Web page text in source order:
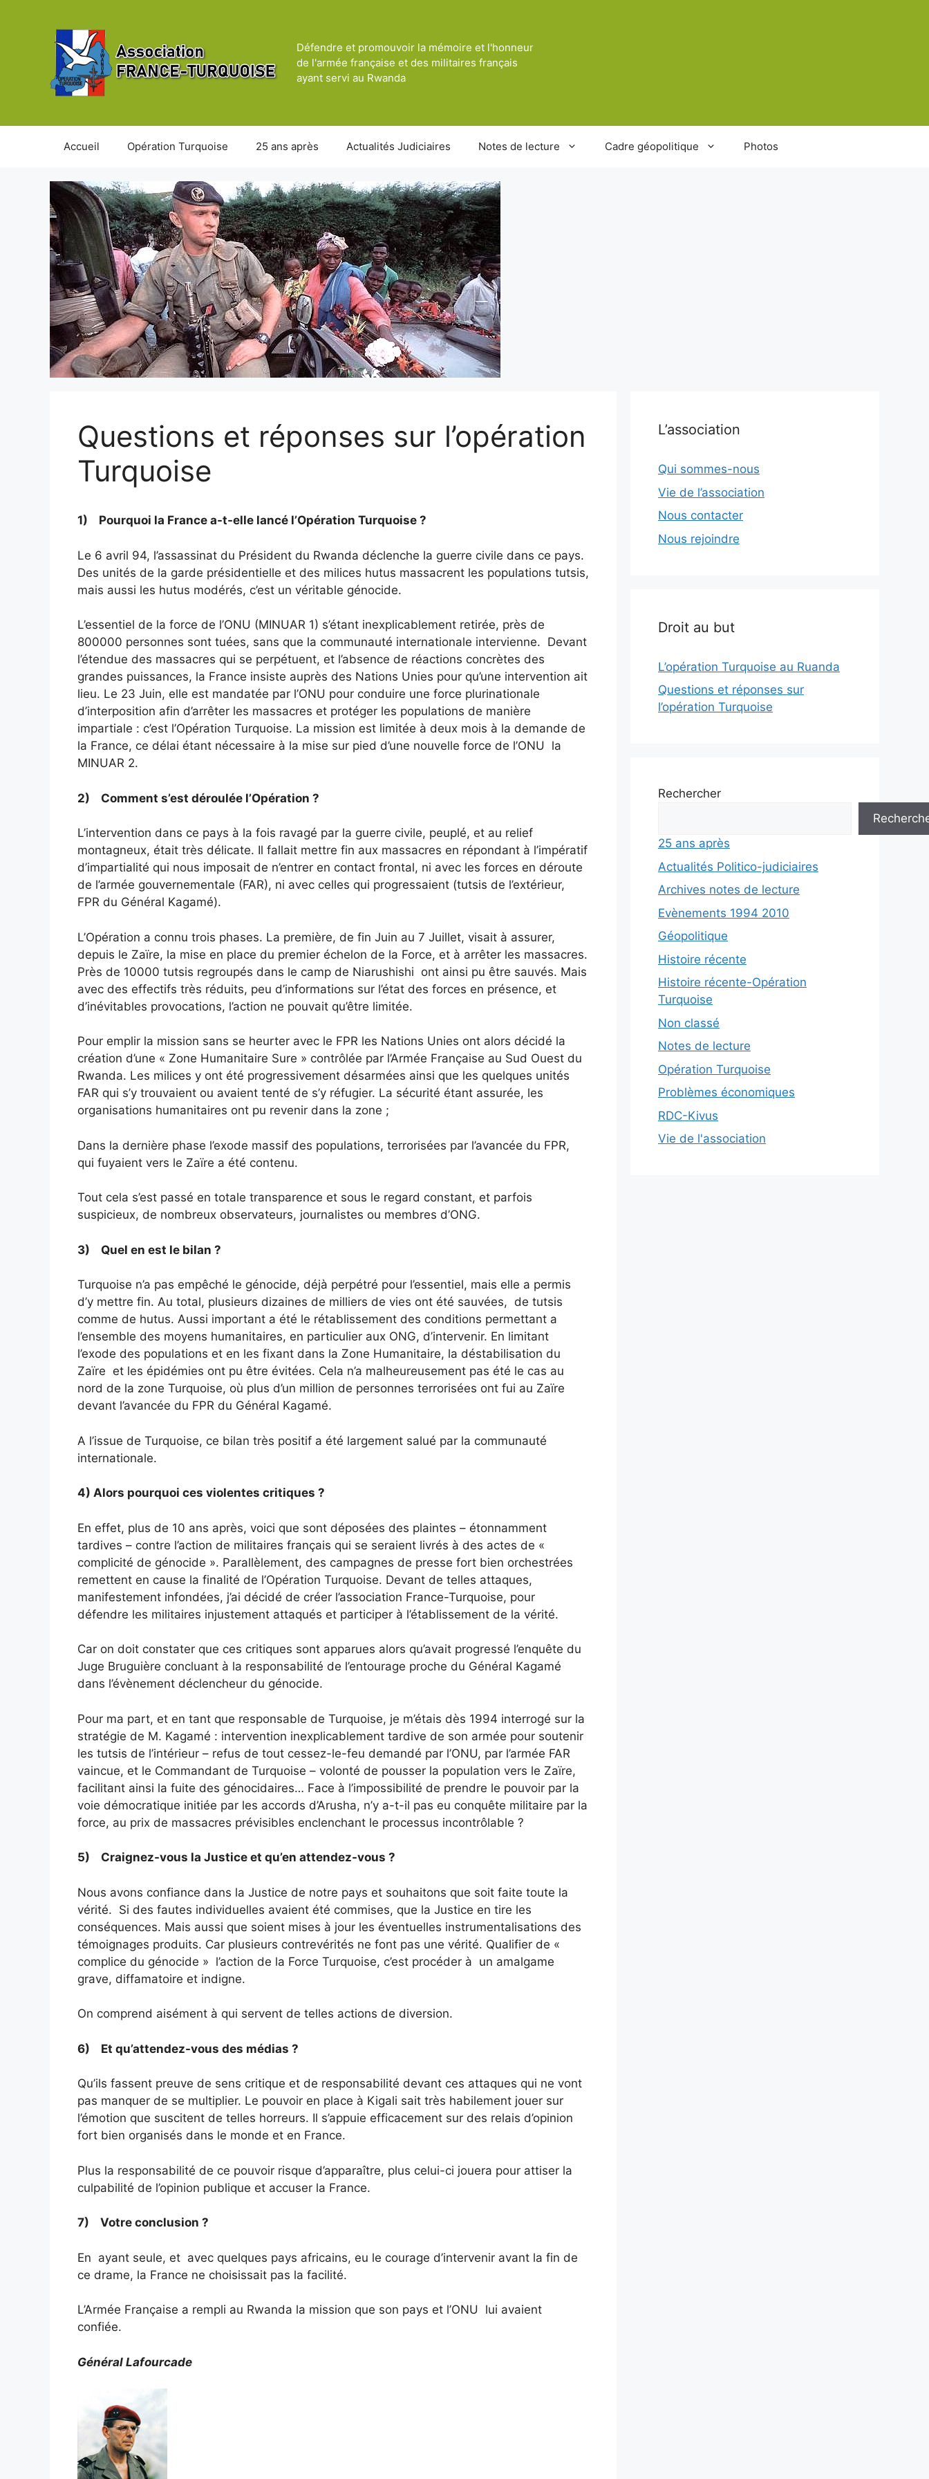
Défendre et promouvoir la mémoire et l'honneur
de l'armée française et des militaires français
ayant servi au Rwanda
Accueil Opération Turquoise 25 ans après Actualités Judiciaires Notes de lecture Cadre géopolitique Photos
Questions et réponses sur l’opération
Turquoise
1) Pourquoi la France a-t-elle lancé l’Opération Turquoise ?
Le 6 avril 94, l’assassinat du Président du Rwanda déclenche la guerre civile dans ce pays.
Des unités de la garde présidentielle et des milices hutus massacrent les populations tutsis,
mais aussi les hutus modérés, c’est un véritable génocide.
L’essentiel de la force de l’ONU (MINUAR 1) s’étant inexplicablement retirée, près de
800000 personnes sont tuées, sans que la communauté internationale intervienne. Devant
l’étendue des massacres qui se perpétuent, et l’absence de réactions concrètes des
grandes puissances, la France insiste auprès des Nations Unies pour qu’une intervention ait
lieu. Le 23 Juin, elle est mandatée par l’ONU pour conduire une force plurinationale
d’interposition afin d’arrêter les massacres et protéger les populations de manière
impartiale : c’est l’Opération Turquoise. La mission est limitée à deux mois à la demande de
la France, ce délai étant nécessaire à la mise sur pied d’une nouvelle force de l’ONU la
MINUAR 2.
2) Comment s’est déroulée l’Opération ?
L’intervention dans ce pays à la fois ravagé par la guerre civile, peuplé, et au relief
montagneux, était très délicate. Il fallait mettre fin aux massacres en répondant à l’impératif
d’impartialité qui nous imposait de n’entrer en contact frontal, ni avec les forces en déroute
de l’armée gouvernementale (FAR), ni avec celles qui progressaient (tutsis de l’extérieur,
FPR du Général Kagamé).
L’Opération a connu trois phases. La première, de fin Juin au 7 Juillet, visait à assurer,
depuis le Zaïre, la mise en place du premier échelon de la Force, et à arrêter les massacres.
Près de 10000 tutsis regroupés dans le camp de Niarushishi ont ainsi pu être sauvés. Mais
avec des effectifs très réduits, peu d’informations sur l’état des forces en présence, et
d’inévitables provocations, l’action ne pouvait qu’être limitée.
Pour emplir la mission sans se heurter avec le FPR les Nations Unies ont alors décidé la
création d’une « Zone Humanitaire Sure » contrôlée par l’Armée Française au Sud Ouest du
Rwanda. Les milices y ont été progressivement désarmées ainsi que les quelques unités
FAR qui s’y trouvaient ou avaient tenté de s’y réfugier. La sécurité étant assurée, les
organisations humanitaires ont pu revenir dans la zone ;
Dans la dernière phase l’exode massif des populations, terrorisées par l’avancée du FPR,
qui fuyaient vers le Zaïre a été contenu.
Tout cela s’est passé en totale transparence et sous le regard constant, et parfois
suspicieux, de nombreux observateurs, journalistes ou membres d’ONG.
3) Quel en est le bilan ?
Turquoise n’a pas empêché le génocide, déjà perpétré pour l’essentiel, mais elle a permis
d’y mettre fin. Au total, plusieurs dizaines de milliers de vies ont été sauvées, de tutsis
comme de hutus. Aussi important a été le rétablissement des conditions permettant a
l’ensemble des moyens humanitaires, en particulier aux ONG, d’intervenir. En limitant
l’exode des populations et en les fixant dans la Zone Humanitaire, la déstabilisation du
Zaïre et les épidémies ont pu être évitées. Cela n’a malheureusement pas été le cas au
nord de la zone Turquoise, où plus d’un million de personnes terrorisées ont fui au Zaïre
devant l’avancée du FPR du Général Kagamé.
A l’issue de Turquoise, ce bilan très positif a été largement salué par la communauté
internationale.
4) Alors pourquoi ces violentes critiques ?
En effet, plus de 10 ans après, voici que sont déposées des plaintes – étonnamment
tardives – contre l’action de militaires français qui se seraient livrés à des actes de «
complicité de génocide ». Parallèlement, des campagnes de presse fort bien orchestrées
remettent en cause la finalité de l’Opération Turquoise. Devant de telles attaques,
manifestement infondées, j’ai décidé de créer l’association France-Turquoise, pour
défendre les militaires injustement attaqués et participer à l’établissement de la vérité.
Car on doit constater que ces critiques sont apparues alors qu’avait progressé l’enquête du
Juge Bruguière concluant à la responsabilité de l’entourage proche du Général Kagamé
dans l’évènement déclencheur du génocide.
Pour ma part, et en tant que responsable de Turquoise, je m’étais dès 1994 interrogé sur la
stratégie de M. Kagamé : intervention inexplicablement tardive de son armée pour soutenir
les tutsis de l’intérieur – refus de tout cessez-le-feu demandé par l’ONU, par l’armée FAR
vaincue, et le Commandant de Turquoise – volonté de pousser la population vers le Zaïre,
facilitant ainsi la fuite des génocidaires… Face à l’impossibilité de prendre le pouvoir par la
voie démocratique initiée par les accords d’Arusha, n’y a-t-il pas eu conquête militaire par la
force, au prix de massacres prévisibles enclenchant le processus incontrôlable ?
5) Craignez-vous la Justice et qu’en attendez-vous ?
Nous avons confiance dans la Justice de notre pays et souhaitons que soit faite toute la
vérité. Si des fautes individuelles avaient été commises, que la Justice en tire les
conséquences. Mais aussi que soient mises à jour les éventuelles instrumentalisations des
témoignages produits. Car plusieurs contrevérités ne font pas une vérité. Qualifier de «
complice du génocide » l’action de la Force Turquoise, c’est procéder à un amalgame
grave, diffamatoire et indigne.
On comprend aisément à qui servent de telles actions de diversion.
6) Et qu’attendez-vous des médias ?
Qu’ils fassent preuve de sens critique et de responsabilité devant ces attaques qui ne vont
pas manquer de se multiplier. Le pouvoir en place à Kigali sait très habilement jouer sur
l’émotion que suscitent de telles horreurs. Il s’appuie efficacement sur des relais d’opinion
fort bien organisés dans le monde et en France.
Plus la responsabilité de ce pouvoir risque d’apparaître, plus celui-ci jouera pour attiser la
culpabilité de l’opinion publique et accuser la France.
7) Votre conclusion ?
En ayant seule, et avec quelques pays africains, eu le courage d’intervenir avant la fin de
ce drame, la France ne choisissait pas la facilité.
L’Armée Française a rempli au Rwanda la mission que son pays et l’ONU lui avaient
confiée.
Général Lafourcade
L’association
Qui sommes-nous
Vie de l’association
Nous contacter
Nous rejoindre
Droit au but
L’opération Turquoise au Ruanda
Questions et réponses sur
l’opération Turquoise
Rechercher
25 ans après
Actualités Politico-judiciaires
Archives notes de lecture
Evènements 1994 2010
Géopolitique
Histoire récente
Histoire récente-Opération
Turquoise
Non classé
Notes de lecture
Opération Turquoise
Problèmes économiques
RDC-Kivus
Vie de l'association